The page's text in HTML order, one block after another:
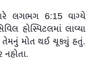
લગભગ 6:15 વાગ્યે
હોસ્પિટલમાં લાવ્યા
તેમનું મોત થઈ ચૂક્યું હતું.